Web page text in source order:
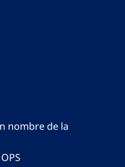
nombre de la